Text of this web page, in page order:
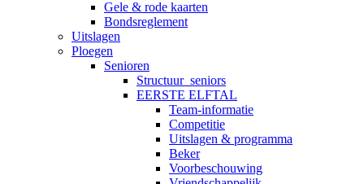
Gele & rode kaarten
Bondsreglement
Uitslagen
Ploegen
Senioren
Structuur_seniors
EERSTE ELFTAL
Team-informatie
Competitie
Uitslagen & programma
Beker
Voorbeschouwing